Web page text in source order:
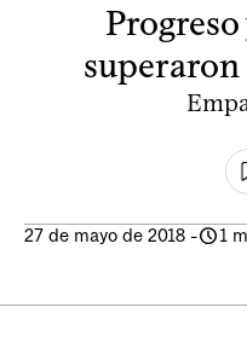
27 de mayo de 2018 - 1